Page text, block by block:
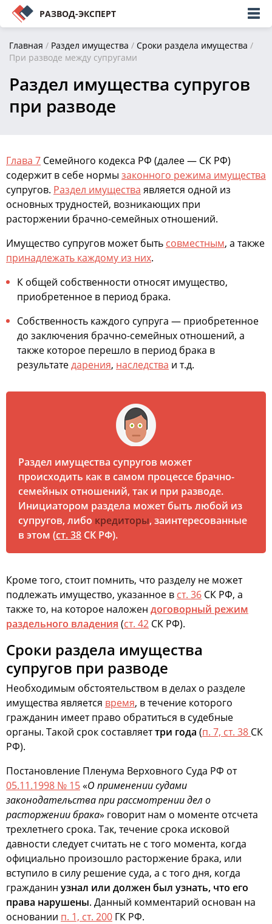
РАЗВОД-ЭКСПЕРТ
Главная / Раздел имущества / Сроки раздела имущества /
При разводе между супругами
Раздел имущества супругов
при разводе
Глава 7 Семейного кодекса РФ (далее — СК РФ)
содержит в себе нормы законного режима имущества
супругов. Раздел имущества является одной из
основных трудностей, возникающих при
расторжении брачно-семейных отношений.
Имущество супругов может быть совместным, а также
принадлежать каждому из них.
К общей собственности относят имущество,
приобретенное в период брака.
Собственность каждого супруга — приобретенное
до заключения брачно-семейных отношений, а
также которое перешло в период брака в
результатедарения, наследства и т.д.
Раздел имущества супругов может
происходить как в самом процессе брачно-
семейных отношений, так и при разводе.
Инициатором раздела может быть любой из
супругов, либо кредиторы, заинтересованные
в этом (ст. 38 СК РФ).
Кроме того, стоит помнить, что разделу не может
подлежать имущество, указанное в ст. 36 СК РФ, а
также то, на которое наложен договорный режим
раздельного владения (ст. 42 СК РФ).
Сроки раздела имущества
супругов при разводе
Необходимым обстоятельством в делах о разделе
имущества является время, в течение которого
гражданин имеет право обратиться в судебные
органы. Такой срок составляеттри года (п. 7, ст. 38 СК
РФ).
Постановление Пленума Верховного Суда РФ от
05.11.1998 № 15«О применении судами
законодательства при рассмотрении дел о
расторжении брака» говорит нам о моменте отсчета
трехлетнего срока. Так, течение срока исковой
давности следует считать не с того момента, когда
официально произошло расторжение брака, или
вступило в силу решение суда, а с того дня, когда
гражданин узнал или должен был узнать, что его
права нарушены. Данный комментарий основан на
основании п. 1, ст. 200 ГК РФ.